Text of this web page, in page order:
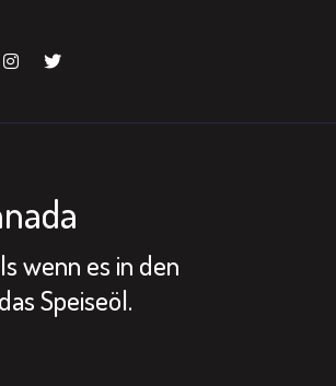
wenn es in den
Speiseöl.